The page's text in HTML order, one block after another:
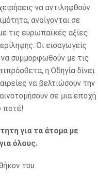
να αντιληφθούν
ανοίγονται σε
τις ευρωπαϊκές αξίες
Οι εισαγωγείς
να συμμορφωθούν με τις
η Οδηγία δίνει
να βελτιώσουν την
σε μια εποχή
ποτέ!
για τα άτομα με
όλους.
του.